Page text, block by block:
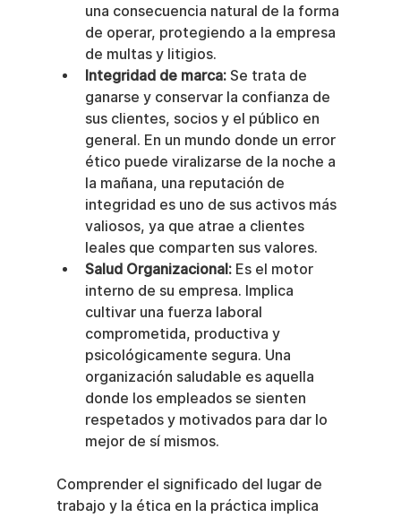
una consecuencia natural de la forma
de operar, protegiendo a la empresa
de multas y litigios.
Integridad de marca: Se trata de
ganarse y conservar la confianza de
sus clientes, socios y el público en
general. En un mundo donde un error
ético puede viralizarse de la noche a
la mañana, una reputación de
integridad es uno de sus activos más
valiosos, ya que atrae a clientes
leales que comparten sus valores.
Salud Organizacional: Es el motor
interno de su empresa. Implica
cultivar una fuerza laboral
comprometida, productiva y
psicológicamente segura. Una
organización saludable es aquella
donde los empleados se sienten
respetados y motivados para dar lo
mejor de sí mismos.
Comprender el significado del lugar de
trabajo y la ética en la práctica implica